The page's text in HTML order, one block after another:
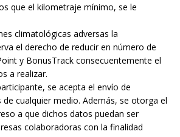
que el kilometraje mínimo, se le
climatológicas adversas la
el derecho de reducir en número de
y BonusTrack consecuentemente el
a realizar.
se acepta el envío de
cualquier medio. Además, se otorga el
a que dichos datos puedan ser
colaboradoras con la finalidad